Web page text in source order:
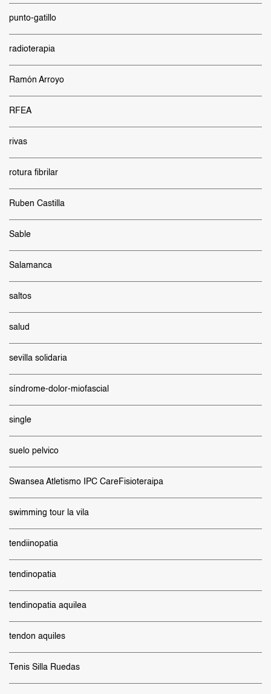
punto-gatillo
radioterapia
Ramón Arroyo
RFEA
rivas
rotura fibrilar
Ruben Castilla
Sable
Salamanca
saltos
salud
sevilla solidaria
síndrome-dolor-miofascial
single
suelo pelvico
Swansea Atletismo IPC CareFisioteraipa
swimming tour la vila
tendiinopatia
tendinopatia
tendinopatia aquilea
tendon aquiles
Tenis Silla Ruedas